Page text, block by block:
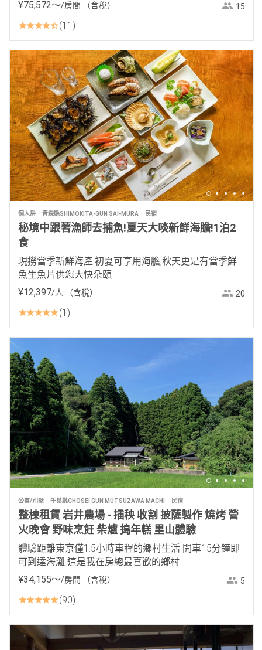
¥75,572〜/房間 （含稅） 15
11
個人房 青森縣SHIMOKITA-GUN SAI-MURA 民宿
秘境中跟著漁師去捕魚!夏天大啖新鮮海膽!1泊2
食
現撈當季新鮮海產:初夏可享用海膽,秋天更是有當季鮮
魚生魚片供您大快朵頤
¥12,397/人 （含稅） 20
1
公寓/別墅 千葉縣CHOSEI GUN MUTSUZAWA MACHI 民宿
整棟租賃 岩井農場 - 插秧 收割 披薩製作 燒烤 營
火晚會 野味烹飪 柴爐 搗年糕 里山體驗
體驗距離東京僅1.5小時車程的鄉村生活 開車15分鐘即
可到達海灘 這是我在房總最喜歡的鄉村
¥34,155〜/房間 （含稅） 5
90